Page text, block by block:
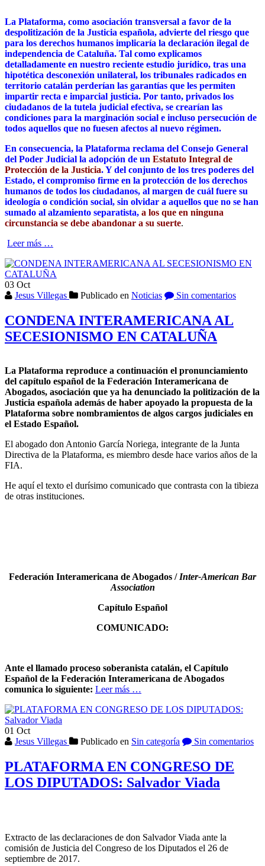
La Plataforma, como asociación transversal a favor de la
despolitización de la Justicia española, advierte del riesgo que
para los derechos humanos implicaría la declaración ilegal de
independencia de Cataluña. Tal como explicamos
detalladamente en nuestro reciente estudio jurídico, tras una
hipotética desconexión unilateral, los tribunales radicados en
territorio catalán perderían las garantías que les permiten
impartir recta e imparcial justicia. Por tanto, privados los
ciudadanos de la tutela judicial efectiva, se crearían las
condiciones para la marginación social e incluso persecución de
todos aquellos que no fuesen afectos al nuevo régimen.
En consecuencia, la Plataforma reclama del Consejo General
del Poder Judicial la adopción de un Estatuto Integral de
Protección de la Justicia. Y del conjunto de los tres poderes del
Estado, el compromiso firme en la protección de los derechos
humanos de todos los ciudadanos, al margen de cuál fuere su
ideología o condición social, sin olvidar a aquellos que no se han
sumado al alzamiento separatista, a los que en ninguna
circunstancia se debe abandonar a su suerte.
Leer más
DE
LA
(PCIJ)
EL
RIESGO
DE
DE
INDEPENDENCIA
DE
CATALUÑA
…
03 Oct
Jesus Villegas
Publicado en Noticias Sin comentarios
CONDENA INTERAMERICANA AL
SECESIONISMO EN CATALUÑA
La Plataforma reproduce a continuación el pronunciamiento
del capítulo español de la Federación Interamericana de
Abogados, asociación que ya ha denunciado la politización de la
Justicia española además de haber apoyado la propuesta de la
Plataforma sobre nombramientos de algos cargos judiciales en
el Estado Español.
El abogado don Antonio García Noriega, integrante de la Junta
Directiva de la Plataforma, es miembro desde hace varios años de la
FIA.
He aquí el texto el durísimo comunicado que contrasta con la tibieza
de otras instituciones.
Federación Interamericana de Abogados /Inter-American Bar
Association
Capítulo Español
COMUNICADO:
Ante el llamado proceso soberanista catalán, el Capítulo
Español de la Federación Interamericana de Abogados
comunica lo siguiente: Leer más Acerca
INTERAMERICANA
EN
…
01 Oct
Jesus Villegas
Publicado en Sin categoría Sin comentarios
PLATAFORMA EN CONGRESO DE
LOS DIPUTADOS: Salvador Viada
Extracto de las declaraciones de don Salvador Viada ante la
comisión de Justicia del Congreso de los Diputados el 26 de
septiembre de 2017.